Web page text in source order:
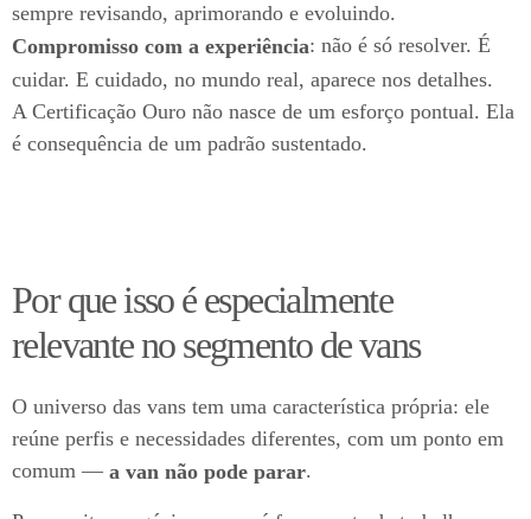
sempre revisando, aprimorando e evoluindo.
Compromisso com a experiência: não é só resolver. É
cuidar. E cuidado, no mundo real, aparece nos detalhes.
A Certificação Ouro não nasce de um esforço pontual. Ela
é consequência de um padrão sustentado.
Por que isso é especialmente
relevante no segmento de vans
O universo das vans tem uma característica própria: ele
reúne perfis e necessidades diferentes, com um ponto em
comum — a van não pode parar.